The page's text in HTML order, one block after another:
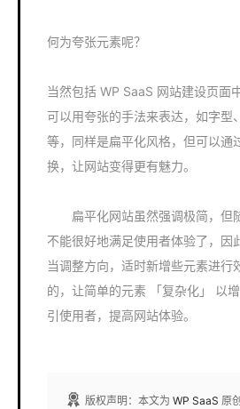
何为夸张元素呢？
当然包括 WP SaaS 网站建设页面
可以用夸张的手法来表达，如字型
等，同样是扁平化风格，但可以通
换，让网站变得更有魅力。
扁平化网站虽然强调极简，但
不能很好地满足使用者体验了，因
当调整方向，适时新增些元素进行
的，让简单的元素 「复杂化」 以
引使用者，提高网站体验。
版权声明：本文为 WP SaaS 原